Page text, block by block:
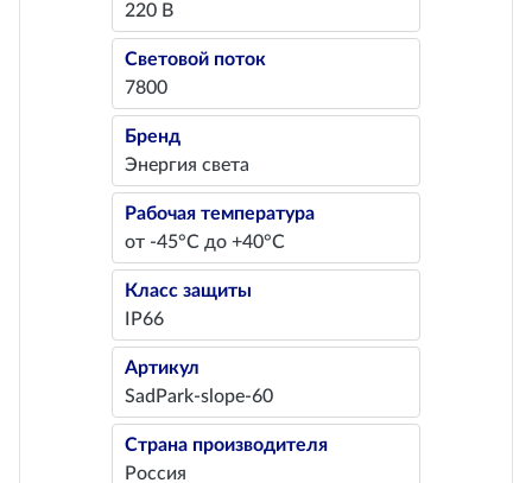
220 В
Световой поток
7800
Бренд
Энергия света
Рабочая температура
от -45°С до +40°С
Класс защиты
IP66
Артикул
SadPark-slope-60
Страна производителя
Россия